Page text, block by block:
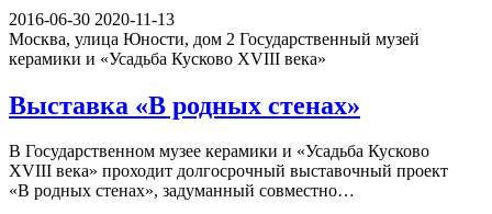
2016-06-30 2020-11-13
Москва, улица Юности, дом 2 Государственный музей
керамики и «Усадьба Кусково XVIII века»
Выставка «В родных стенах»
В Государственном музее керамики и «Усадьба Кусково
XVIII века» проходит долгосрочный выставочный проект
«В родных стенах», задуманный совместно…